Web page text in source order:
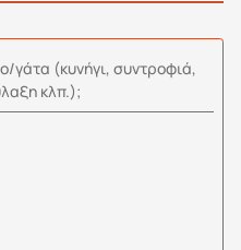
γάτα (κυνήγι, συντροφιά,
κλπ.);